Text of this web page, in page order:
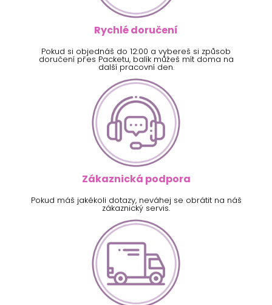
Rychlé doručení
Pokud si objednáš do 12:00 a vybereš si způsob
doručení přes Packetu, balík můžeš mít doma na
další pracovní den.
Zákaznická podpora
Pokud máš jakékoli dotazy, neváhej se obrátit na náš
zákaznický servis.